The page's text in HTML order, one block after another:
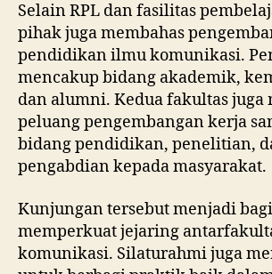
Selain RPL dan fasilitas
pihak juga membahas
pendidikan ilmu komunikasi.
mencakup bidang akademik,
dan alumni. Kedua fakultas juga
peluang pengembangan kerja
bidang pendidikan, penelitian,
pengabdian kepada masyarakat.
Kunjungan tersebut menjadi
memperkuat jejaring
komunikasi. Silaturahmi juga